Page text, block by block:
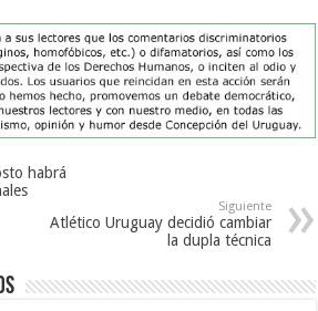
habrá
Siguiente
Atlético Uruguay decidió cambiar
la dupla técnica